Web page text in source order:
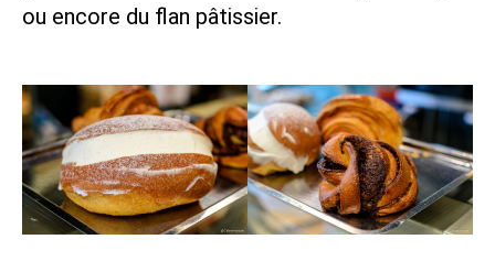
ou encore du flan pâtissier.